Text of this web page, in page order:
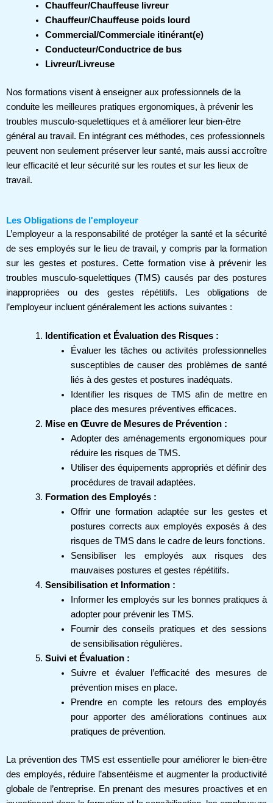
Chauffeur/Chauffeuse livreur
Chauffeur/Chauffeuse poids lourd
Commercial/Commerciale itinérant(e)
Conducteur/Conductrice de bus
Livreur/Livreuse
Nos formations visent à enseigner aux professionnels de la
conduite les meilleures pratiques ergonomiques, à prévenir les
troubles musculo-squelettiques et à améliorer leur bien-être
général au travail. En intégrant ces méthodes, ces professionnels
peuvent non seulement préserver leur santé, mais aussi accroître
leur efficacité et leur sécurité sur les routes et sur les lieux de
travail.
Les Obligations de l'employeur
L’employeur a la responsabilité de protéger la santé et la sécurité
de ses employés sur le lieu de travail, y compris par la formation
sur les gestes et postures. Cette formation vise à prévenir les
troubles musculo-squelettiques (TMS) causés par des postures
inappropriées ou des gestes répétitifs. Les obligations de
l’employeur incluent généralement les actions suivantes :
Identification et Évaluation des Risques :
Évaluer les tâches ou activités professionnelles
susceptibles de causer des problèmes de santé
liés à des gestes et postures inadéquats.
Identifier les risques de TMS afin de mettre en
place des mesures préventives efficaces.
Mise en Œuvre de Mesures de Prévention :
Adopter des aménagements ergonomiques pour
réduire les risques de TMS.
Utiliser des équipements appropriés et définir des
procédures de travail adaptées.
Formation des Employés :
Offrir une formation adaptée sur les gestes et
postures corrects aux employés exposés à des
risques de TMS dans le cadre de leurs fonctions.
Sensibiliser les employés aux risques des
mauvaises postures et gestes répétitifs.
Sensibilisation et Information :
Informer les employés sur les bonnes pratiques à
adopter pour prévenir les TMS.
Fournir des conseils pratiques et des sessions
de sensibilisation régulières.
Suivi et Évaluation :
Suivre et évaluer l’efficacité des mesures de
prévention mises en place.
Prendre en compte les retours des employés
pour apporter des améliorations continues aux
pratiques de prévention.
La prévention des TMS est essentielle pour améliorer le bien-être
des employés, réduire l’absentéisme et augmenter la productivité
globale de l’entreprise. En prenant des mesures proactives et en